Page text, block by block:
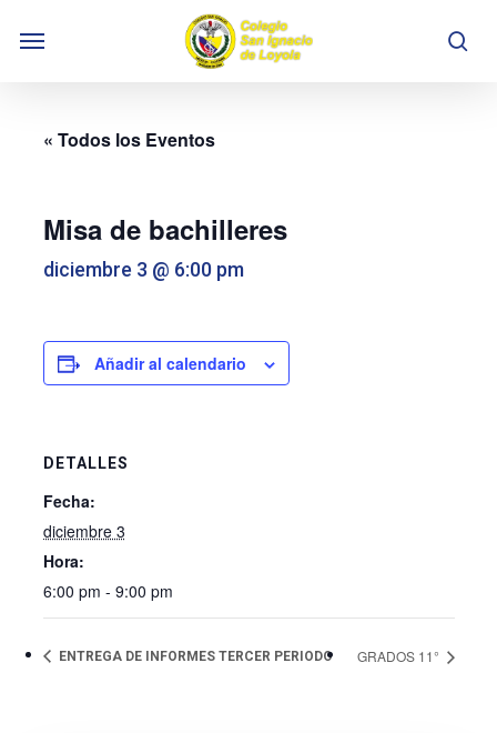
Menu
« Todos los Eventos
Misa de bachilleres
diciembre 3 @ 6:00 pm
Añadir al calendario
DETALLES
Fecha:
diciembre 3
Hora:
6:00 pm - 9:00 pm
ENTREGA DE INFORMES TERCER PERIODO GRADOS 11°